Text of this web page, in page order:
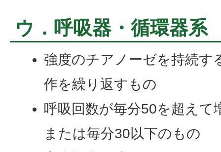
ウ．呼吸器・循環器系
強度のチアノーゼを持続す
作を繰り返すもの
呼吸回数が毎分50を超えて
または毎分30以下のもの